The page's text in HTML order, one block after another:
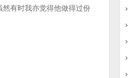
有时我亦觉得他做得过份